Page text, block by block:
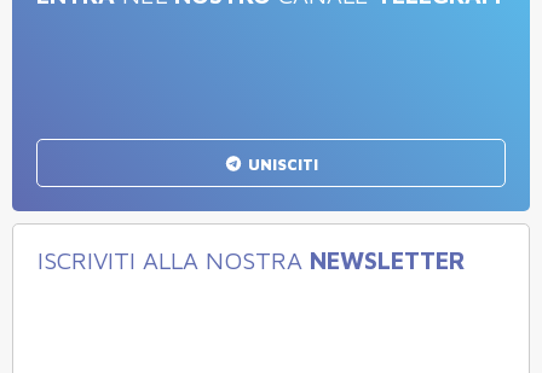
UNISCITI
ISCRIVITI ALLA NOSTRA NEWSLETTER